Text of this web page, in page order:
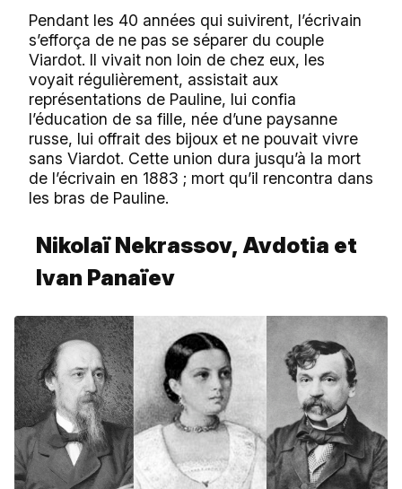
Pendant les 40 années qui suivirent, l’écrivain
s’efforça de ne pas se séparer du couple
Viardot. Il vivait non loin de chez eux, les
voyait régulièrement, assistait aux
représentations de Pauline, lui confia
l’éducation de sa fille, née d’une paysanne
russe, lui offrait des bijoux et ne pouvait vivre
sans Viardot. Cette union dura jusqu’à la mort
de l’écrivain en 1883 ; mort qu’il rencontra dans
les bras de Pauline.
Nikolaï Nekrassov, Avdotia et
Ivan Panaïev